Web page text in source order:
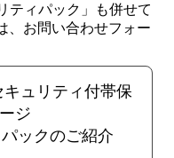
ティパック」も併せて
、お問い合わせフォー
ュリティ付帯保
ジ
ックのご紹介